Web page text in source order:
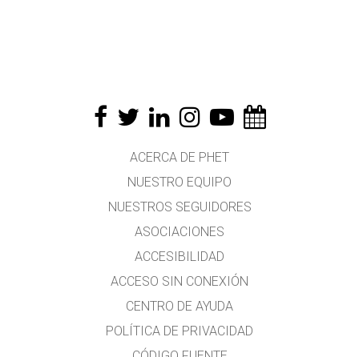
ACERCA DE PHET
NUESTRO EQUIPO
NUESTROS SEGUIDORES
ASOCIACIONES
ACCESIBILIDAD
ACCESO SIN CONEXIÓN
CENTRO DE AYUDA
POLÍTICA DE PRIVACIDAD